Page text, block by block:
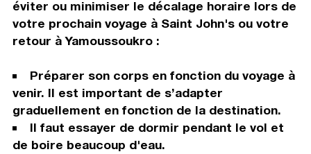
éviter ou minimiser le décalage horaire lors de
votre prochain voyage à Saint John's ou votre
retour à Yamoussoukro :
Préparer son corps en fonction du voyage à
venir. Il est important de s’adapter
graduellement en fonction de la destination.
Il faut essayer de dormir pendant le vol et
de boire beaucoup d'eau.